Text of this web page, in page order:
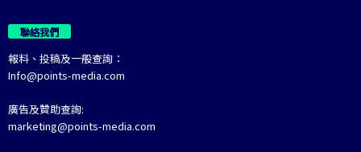
聯絡我們
報料、投稿及一般查詢：
Info@points-media.com
廣告及贊助查詢:
marketing@points-media.com